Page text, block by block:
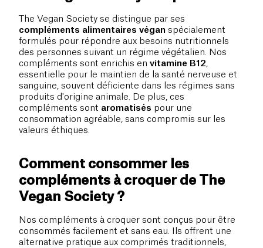
The Vegan Society se distingue par ses
compléments alimentaires végan spécialement
formulés pour répondre aux besoins nutritionnels
des personnes suivant un régime végétalien. Nos
compléments sont enrichis en vitamine B12
essentielle pour le maintien de la santé nerveuse et
sanguine, souvent déficiente dans les régimes sans
produits d'origine animale. De plus, ces
compléments sont aromatisés pour une
consommation agréable, sans compromis sur les
valeurs éthiques.
Comment consommer les
compléments à croquer de The
Vegan Society ?
Nos compléments à croquer sont conçus pour être
consommés facilement et sans eau. Ils offrent une
alternative pratique aux comprimés traditionnels,